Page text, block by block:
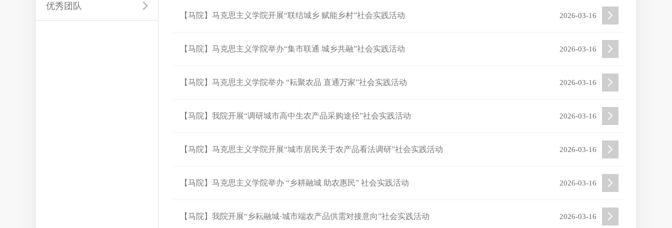
优秀团队
【马院】马克思主义学院开展“联结城乡 赋能乡村”社会实践活动 2026-03-16
【马院】马克思主义学院举办“集市联通 城乡共融”社会实践活动 2026-03-16
【马院】马克思主义学院举办 “耘聚农品 直通万家”社会实践活动 2026-03-16
【马院】我院开展“调研城市高中生农产品采购途径”社会实践活动 2026-03-16
【马院】马克思主义学院开展“城市居民关于农产品看法调研”社会实践活动 2026-03-16
【马院】马克思主义学院举办 “乡耕融城 助农惠民” 社会实践活动 2026-03-16
【马院】我院开展“乡耘融城·城市端农产品供需对接意向”社会实践活动 2026-03-16